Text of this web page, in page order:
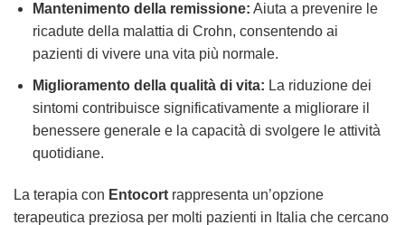
Mantenimento della remissione: Aiuta a prevenire le
ricadute della malattia di Crohn, consentendo ai
pazienti di vivere una vita più normale.
Miglioramento della qualità di vita: La riduzione dei
sintomi contribuisce significativamente a migliorare il
benessere generale e la capacità di svolgere le attività
quotidiane.
La terapia con Entocort rappresenta un’opzione
terapeutica preziosa per molti pazienti in Italia che cercano